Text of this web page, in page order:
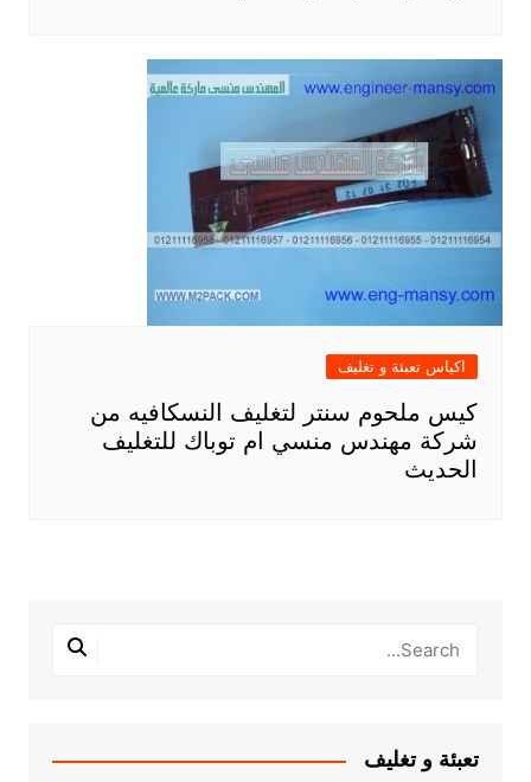
اكياس تعبئة و تغليف
كيس ملحوم سنتر لتغليف النسكافيه من
شركة مهندس منسي ام توباك للتغليف
الحديث
تعبئة و تغليف